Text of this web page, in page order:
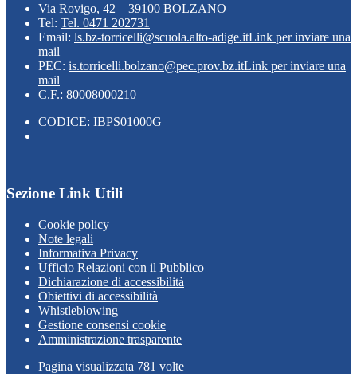
Via Rovigo, 42 – 39100 BOLZANO
Tel: Tel. 0471 202731
Email: ls.bz-torricelli@scuola.alto-adige.itLink per inviare una
mail
PEC: is.torricelli.bolzano@pec.prov.bz.itLink per inviare una
mail
C.F.: 80008000210
CODICE: IBPS01000G
Sezione Link Utili
Cookie policy
Note legali
Informativa Privacy
Ufficio Relazioni con il Pubblico
Dichiarazione di accessibilità
Obiettivi di accessibilità
Whistleblowing
Gestione consensi cookie
Amministrazione trasparente
Pagina visualizzata 781 volte